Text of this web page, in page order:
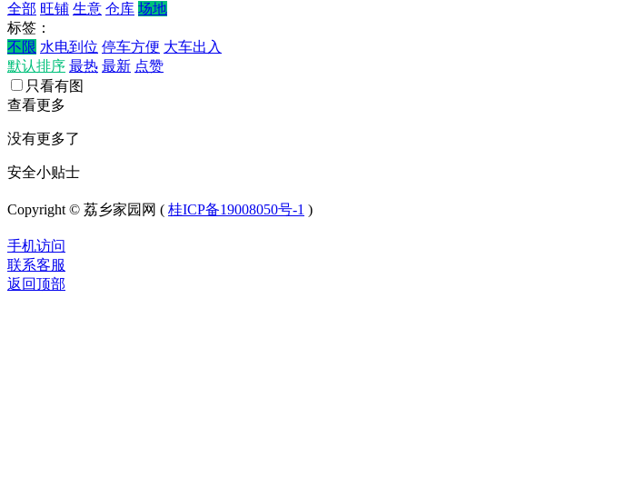
全部 旺铺 生意 仓库 场地
标签：
不限 水电到位 停车方便 大车出入
默认排序 最热 最新 点赞
只看有图
查看更多
没有更多了
安全小贴士
Copyright © 荔乡家园网 ( 桂ICP备19008050号-1 )
手机访问
联系客服
返回顶部